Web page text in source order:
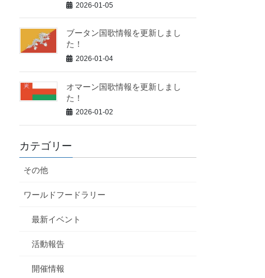
2026-01-05
ブータン国歌情報を更新しまし
た！
2026-01-04
オマーン国歌情報を更新しまし
た！
2026-01-02
カテゴリー
その他
ワールドフードラリー
最新イベント
活動報告
開催情報